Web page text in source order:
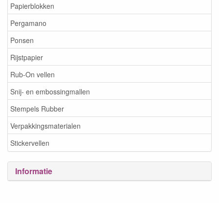
Papierblokken
Pergamano
Ponsen
Rijstpapier
Rub-On vellen
Snij- en embossingmallen
Stempels Rubber
Verpakkingsmaterialen
Stickervellen
Informatie